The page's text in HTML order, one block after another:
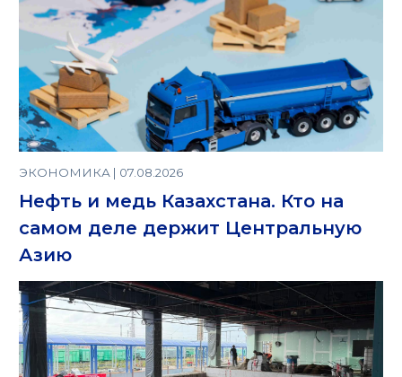
ЭКОНОМИКА | 07.08.2026
Нефть и медь Казахстана. Кто на
самом деле держит Центральную
Азию